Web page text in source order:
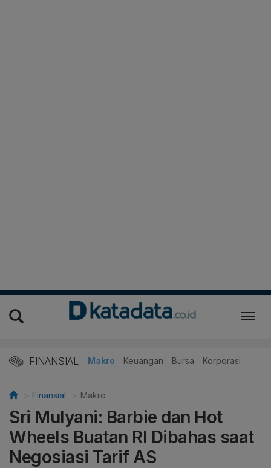
FINANSIAL Makro Keuangan Bursa Korporasi
Finansial Makro
Sri Mulyani: Barbie dan Hot
Wheels Buatan RI Dibahas saat
Negosiasi Tarif AS